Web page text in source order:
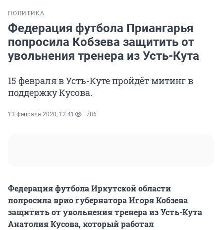
ПОЛИТИКА
Федерация футбола Приангарья
попросила Кобзева защитить от
увольнения тренера из Усть-Кута
15 февраля в Усть-Куте пройдёт митинг в
поддержку Кусова.
13 февраля 2020, 12:41 786
Федерация футбола Иркутской области
попросила врио губернатора Игоря Кобзева
защитить от увольнения тренера из Усть-Кута
Анатолия Кусова, который работал